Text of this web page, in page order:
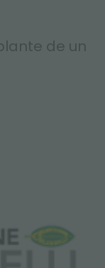
de un